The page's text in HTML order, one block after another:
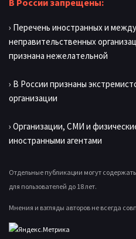
› Перечень иностранных и
неправительственных
признана нежелательной
› В России признаны
организации
› Организации, СМИ и
иностранными агентами
Отдельные публикации могут
для пользователей до 18 лет.
Мнения и взгляды авторов не всегда